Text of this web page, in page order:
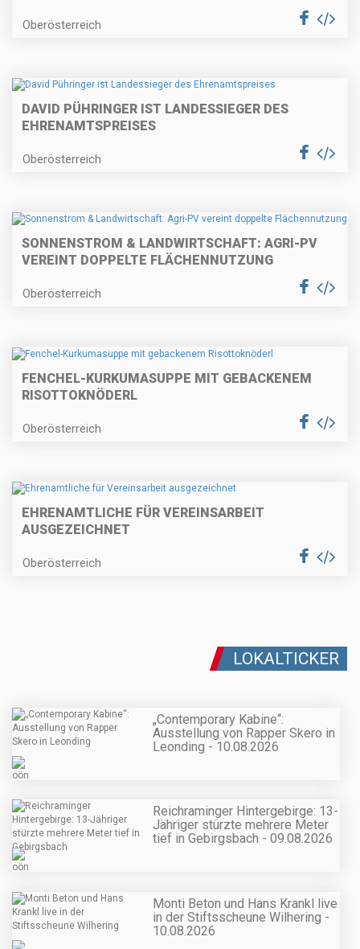
Oberösterreich
DAVID PÜHRINGER IST LANDESSIEGER DES
EHRENAMTSPREISES
Oberösterreich
SONNENSTROM & LANDWIRTSCHAFT: AGRI-PV
VEREINT DOPPELTE FLÄCHENNUTZUNG
Oberösterreich
FENCHEL-KURKUMASUPPE MIT GEBACKENEM
RISOTTOKNÖDERL
Oberösterreich
EHRENAMTLICHE FÜR VEREINSARBEIT
AUSGEZEICHNET
Oberösterreich
LOKALTICKER
„Contemporary Kabine“:
Ausstellung von Rapper Skero in
Leonding - 10.08.2026
Reichraminger Hintergebirge: 13-
Jähriger stürzte mehrere Meter
tief in Gebirgsbach - 09.08.2026
Monti Beton und Hans Krankl live
in der Stiftsscheune Wilhering -
10.08.2026